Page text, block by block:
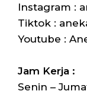
Instagram :
Tiktok :
Youtube :
Jam Kerja :
Senin –